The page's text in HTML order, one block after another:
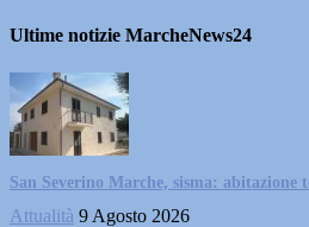
Ultime notizie MarcheNews24
San Severino Marche, sisma: abitazione
Attualità 9 Agosto 2026